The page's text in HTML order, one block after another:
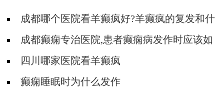
成都哪个医院看羊癫疯好?羊癫疯的复发和什
么有关系?
成都癫痫专治医院,患者癫痫病发作时应该如
何去做?
四川哪家医院看羊癫疯
癫痫睡眠时为什么发作